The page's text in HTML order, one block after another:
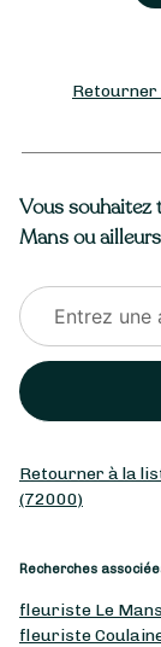
Retourner
Vous souhaitez
Mans ou
Retourner à la
(72000)
Recherches
fleuriste Le
fleuriste